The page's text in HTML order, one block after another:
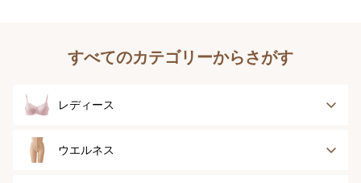
すべてのカテゴリーからさがす
レディース
ブラジャー
ウエルネス